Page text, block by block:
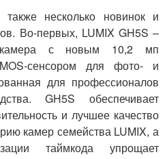
несколько новинок и
Во-первых, LUMIX GH5S –
камера с новым 10,2 мп
MOS-сенсором для фото- и
для профессионалов
GH5S обеспечивает
и лучшее качество
камер семейства LUMIX, а
таймкода упрощает